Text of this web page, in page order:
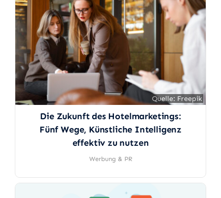
Quelle: Freepik
Die Zukunft des Hotelmarketings:
Fünf Wege, Künstliche Intelligenz
effektiv zu nutzen
Werbung & PR